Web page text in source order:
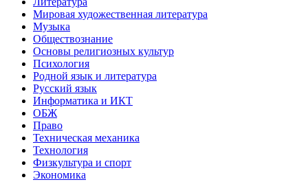
Мировая художественная литература
Музыка
Обществознание
Основы религиозных культур
Психология
Родной язык и литература
Русский язык
Информатика и ИКТ
ОБЖ
Право
Техническая механика
Технология
Физкультура и спорт
Экономика